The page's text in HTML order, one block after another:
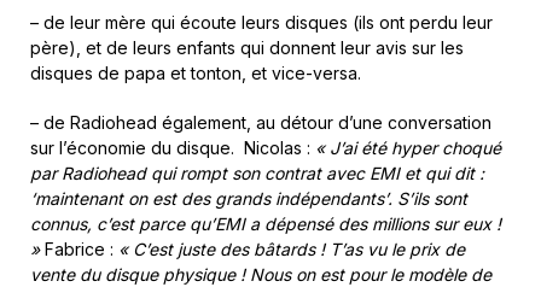
– de leur mère qui écoute leurs disques (ils ont perdu leur
père), et de leurs enfants qui donnent leur avis sur les
disques de papa et tonton, et vice-versa.
– de Radiohead également, au détour d’une conversation
sur l’économie du disque. Nicolas : « J’ai été hyper choqué
par Radiohead qui rompt son contrat avec EMI et qui dit :
‘maintenant on est des grands indépendants’. S’ils sont
connus, c’est parce qu’EMI a dépensé des millions sur eux !
»Fabrice : « C’est juste des bâtards ! T’as vu le prix de
vente du disque physique ! Nous on est pour le modèle de